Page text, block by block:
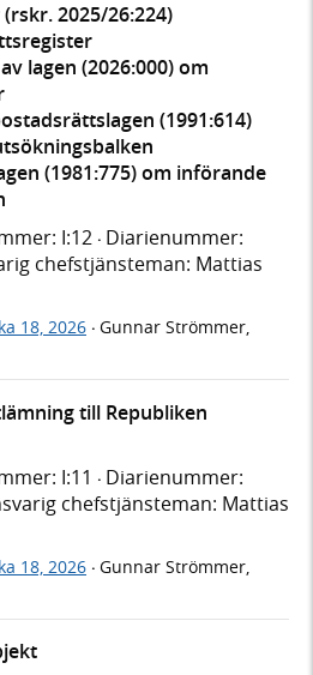
2025/26:224)
lagen (2026:000) om
(1991:614)
(1981:775) om införande
I:12 · Diarienummer:
chefstjänsteman: Mattias
18, 2026 · Gunnar Strömmer,
till Republiken
I:11 · Diarienummer:
chefstjänsteman: Mattias
18, 2026 · Gunnar Strömmer,